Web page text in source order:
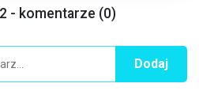
- komentarze (0)
Dodaj